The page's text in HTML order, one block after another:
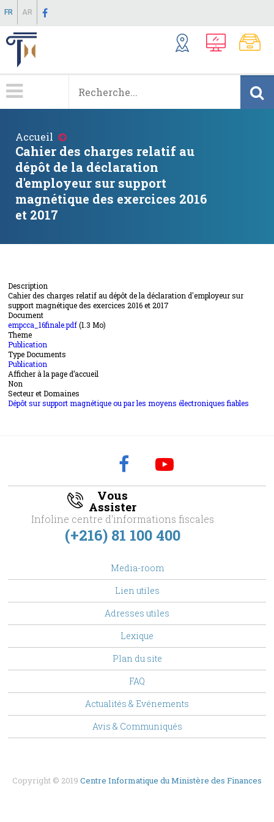
au
contenu
principal
FR AR
Principale
Fil
d'Ariane
Accueil
Cahier des charges relatif au
dépôt de la déclaration
d'employeur sur support
magnétique des exercices 2016
et 2017
Description
Cahier des charges relatif au dépôt de la déclaration d'employeur sur
support magnétique des exercices 2016 et 2017
Document
empcca_16finale.pdf (1.3 Mo)
Theme
Publication
Type Documents
Publication
Afficher à la page d’accueil
Non
Secteur et Domaines
Dépôt sur support magnétique ou par les moyens électroniques fiables
Vous
Assister
Infoline centre d'informations fiscales
(+216) 81 100 400
Media-room
Lien utiles
Adresses utiles
Lexique
Plan du site
FAQ
Actualités & Evénements
Avis & Communiqués
Copyright © 2019 Centre Informatique du Ministère des Finances